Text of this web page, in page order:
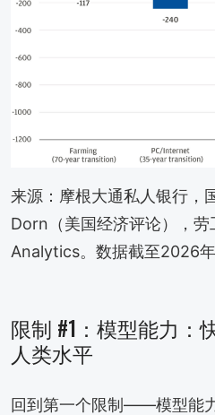
来源：摩根大通私人银行，
Dorn（美国经济评论），
Analytics。数据截至2026
限制 #1：模型能力：
人类水平
回到第一个限制——模型能